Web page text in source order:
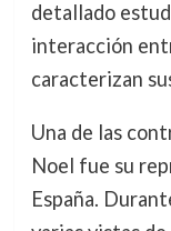
detallado
interacción
caracterizan
Una de las
Noel fue su
España.